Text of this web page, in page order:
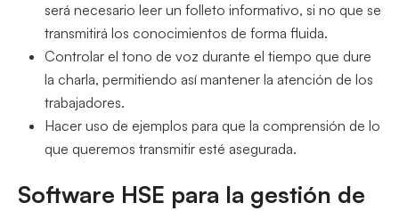
será necesario leer un folleto informativo, si no que se
transmitirá los conocimientos de forma fluida.
Controlar el tono de voz durante el tiempo que dure
la charla, permitiendo así mantener la atención de los
trabajadores.
Hacer uso de ejemplos para que la comprensión de lo
que queremos transmitir esté asegurada.
Software HSE para la gestión de